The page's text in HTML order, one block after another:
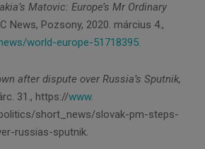
Matovic: Europe’s Mr Ordinary
News, Pozsony, 2020. március 4.,
world-europe-51718395.
after dispute over Russia’s Sputnik,
31., https://www.
short_news/slovak-pm-steps-
russias-sputnik.